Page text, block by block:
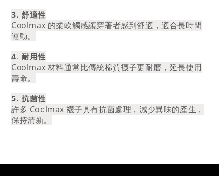
3.⁠ ⁠舒適性
Coolmax 的柔軟觸感讓穿著者感到舒適，適合長時間
運動。
4.⁠ ⁠耐用性
Coolmax 材料通常比傳統棉質襪子更耐磨，延長使用
壽命。
5.⁠ ⁠抗菌性
許多 Coolmax 襪子具有抗菌處理，減少異味的產生，
保持清新。